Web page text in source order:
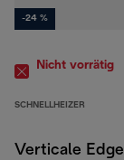
-24 %
Nicht vorrätig
SCHNELLHEIZER
Verticale Edge